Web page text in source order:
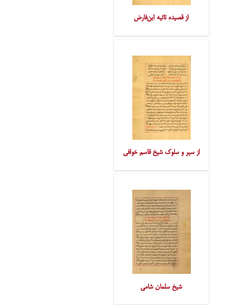
از قصیده تائیه ابن‌فارض
از سیر و سلوک شیخ قاسم خوافی
شیخ سلمان شامی